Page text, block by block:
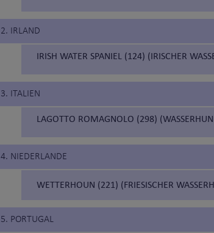
2. IRLAND
IRISH WATER SPANIEL (124) (IRISCHER
3. ITALIEN
LAGOTTO ROMAGNOLO (298)
4. NIEDERLANDE
WETTERHOUN (221) (FRIESISCHER
5. PORTUGAL